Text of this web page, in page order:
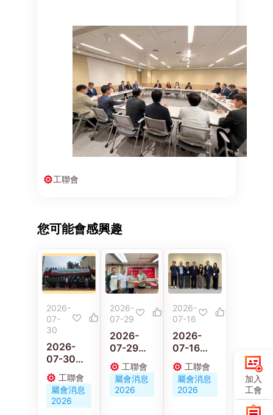
工聯會
您可能會感興趣
2026-
07-
30
2026-
07-30
黃國與林
偉江參加
「汽車從
業員健康
工聯會
屬會消息
2026
2026-
07-29
2026-
07-29
58歲的士
司機猝逝
遺妻兒 汽
車交通運
工聯會
屬會消息
2026
2026-
07-16
2026-
07-16
黃國、林
偉江李廣
宇與工會
代表會面
工聯會
屬會消息
2026
加入
工會